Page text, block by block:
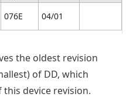
076E 04/01
the oldest revision
of DD, which
this device revision.